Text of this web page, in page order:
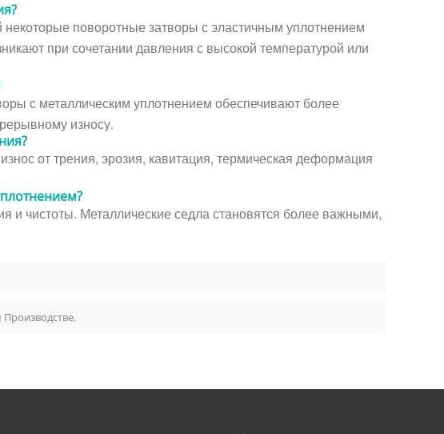
поворотные затворы с эластичным уплотнением
при сочетании давления с высокой температурой или
с металлическим уплотнением обеспечивают более
износу.
от трения, эрозия, кавитация, термическая деформация
и чистоты. Металлические седла становятся более важными,